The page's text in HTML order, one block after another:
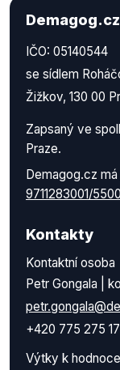
IČO: 05140544
se sídlem
Žižkov, 130 00
Zapsaný ve
Praze.
Demagog.cz má
9711283001/5500
Kontakty
Kontaktní osoba
Petr Gongala |
+420 775 275
Výtky k